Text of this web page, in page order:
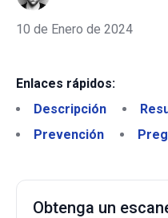
10 de Enero de 2024
Enlaces rápidos:
Descripción
Prevención
Obtenga un